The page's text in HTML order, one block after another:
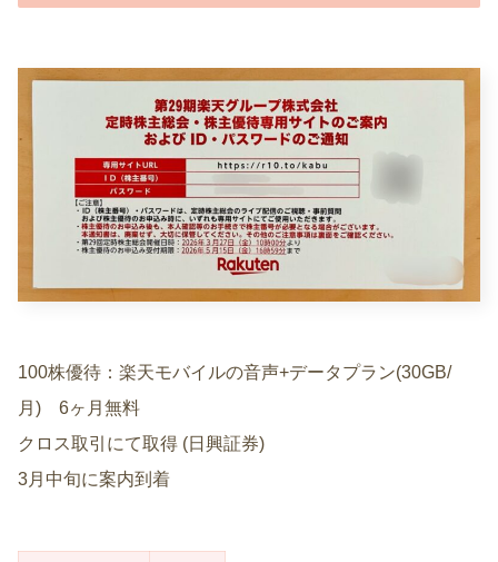
100株優待：楽天モバイルの音声+データプラン(30GB/
月) 6ヶ月無料
クロス取引にて取得 (日興証券)
3月中旬に案内到着